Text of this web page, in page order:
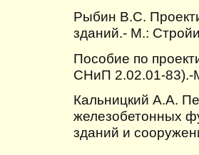
Рыбин В.С.
зданий.- М.:
Пособие по
СНиП 2.02.01-83).-
Кальницкий А.А.
железобетонных
зданий и